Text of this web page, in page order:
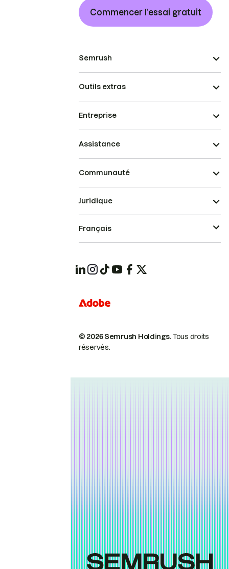
Commencer l’essai gratuit
Semrush
Outils extras
Entreprise
Assistance
Communauté
© 2026 Semrush Holdings.Tous droits
réservés.
Juridique
Français